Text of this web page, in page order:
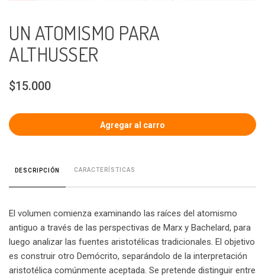
UN ATOMISMO PARA
ALTHUSSER
$15.000
DESCRIPCIÓN CARACTERÍSTICAS
El volumen comienza examinando las raíces del atomismo
antiguo a través de las perspectivas de Marx y Bachelard, para
luego analizar las fuentes aristotélicas tradicionales. El objetivo
es construir otro Demócrito, separándolo de la interpretación
aristotélica comúnmente aceptada. Se pretende distinguir entre